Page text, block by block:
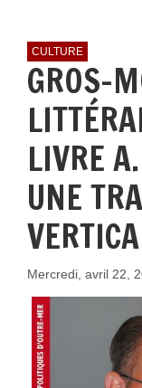
CULTURE
GROS-
LIVRE
UNE
Mercredi, avril 22,